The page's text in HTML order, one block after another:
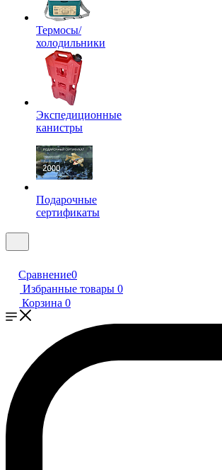
Термосы/
холодильники
Экспедиционные
канистры
Подарочные
сертификаты
Сравнение0
Избранные товары 0
Корзина 0